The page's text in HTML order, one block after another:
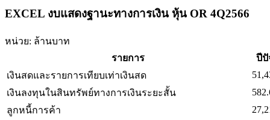
EXCEL งบแสดงฐานะทางการเงิน หุ้น OR 4Q2566
หน่วย: ล้านบาท
รายการ
ปีปั
เงินสดและรายการเทียบเท่าเงินสด
เงินลงทุนในสินทรัพย์ทางการเงินระยะสั้น
ลูกหนี้การค้า